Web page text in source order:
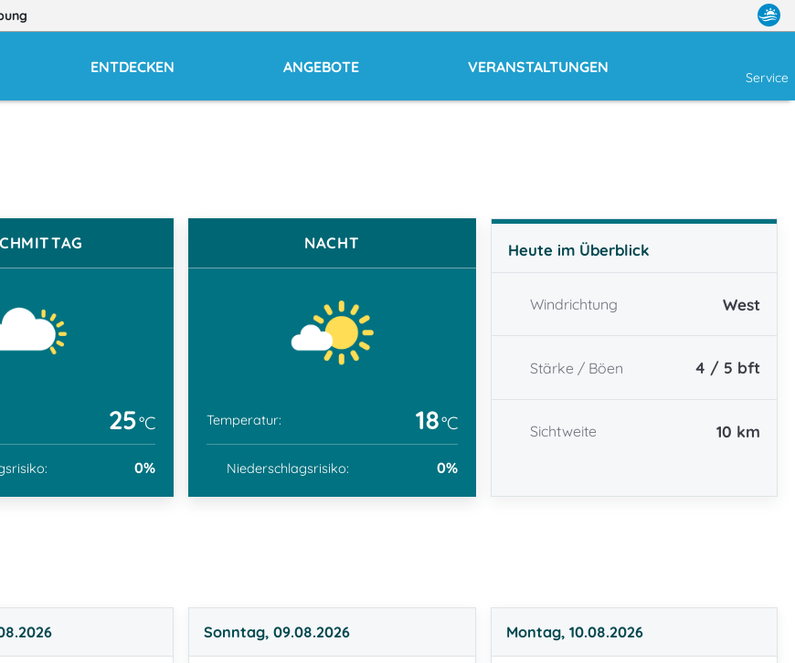
ENTDECKEN ANGEBOTE VERANSTALTUNGEN
Service
25°C
0%
NACHT
Temperatur: 18°C
Niederschlagsrisiko: 0%
Heute im Überblick
Windrichtung West
Stärke / Böen 4 / 5 bft
Sichtweite 10 km
Sonntag, 09.08.2026 Montag, 10.08.2026